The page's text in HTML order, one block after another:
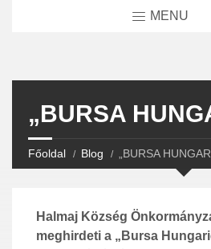
MENU
„BURSA
Főoldal Blog „BURSA
Halmaj Község
meghirdeti a „Bursa